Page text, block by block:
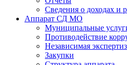
Сведения о доходах и
Аппарат СД МО
Муниципальные
Противодействие
Независимая
Закупки